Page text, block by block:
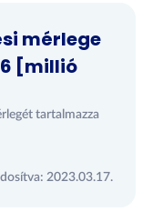
mérlege
[millió
tartalmazza
2023.03.17.